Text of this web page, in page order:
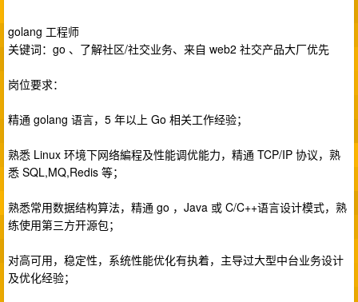
golang 工程师
关键词：go 、了解社区/社交业务、来自 web2 社交产品大厂优先
岗位要求：
精通 golang 语言，5 年以上 Go 相关工作经验；
熟悉 Linux 环境下网络編程及性能调优能力，精通 TCP/IP 协议，熟
悉 SQL,MQ,Redis 等；
熟悉常用数据结构算法，精通 go ，Java 或 C/C++语言设计模式，熟
练使用第三方开源包；
对高可用，稳定性，系统性能优化有执着，主导过大型中台业务设计
及优化经验；